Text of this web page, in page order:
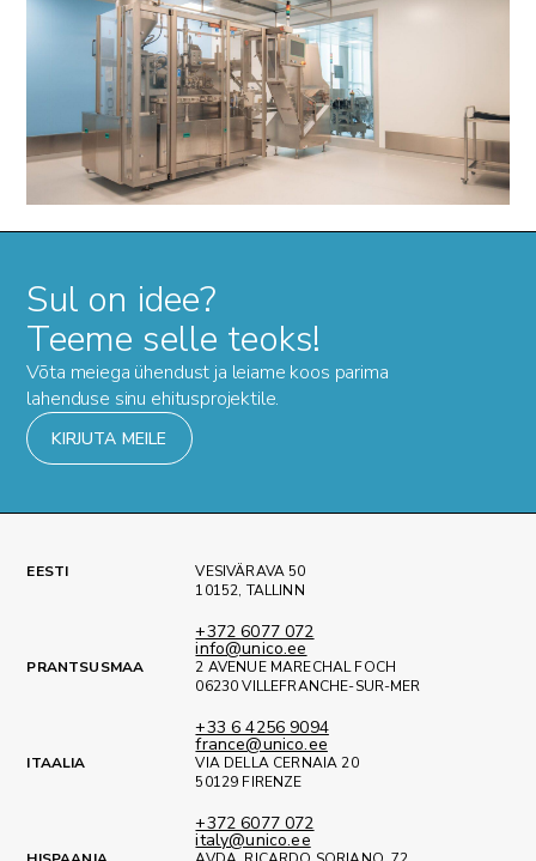
Sul on idee?
Teeme selle teoks!
Võta meiega ühendust ja leiame koos parima
lahenduse sinu ehitusprojektile.
KIRJUTA MEILE
EESTI
VESIVÄRAVA 50
10152, TALLINN
+372 6077 072
info@unico.ee
PRANTSUSMAA
2 AVENUE MARECHAL FOCH
06230 VILLEFRANCHE-SUR-MER
+33 6 4256 9094
france@unico.ee
ITAALIA
VIA DELLA CERNAIA 20
50129 FIRENZE
+372 6077 072
italy@unico.ee